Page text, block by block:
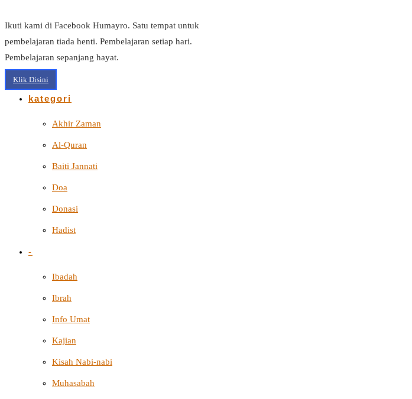
Ikuti kami di Facebook Humayro. Satu tempat untuk
pembelajaran tiada henti. Pembelajaran setiap hari.
Pembelajaran sepanjang hayat.
Klik Disini
kategori
Akhir Zaman
Al-Quran
Baiti Jannati
Doa
Donasi
Hadist
-
Ibadah
Ibrah
Info Umat
Kajian
Kisah Nabi-nabi
Muhasabah